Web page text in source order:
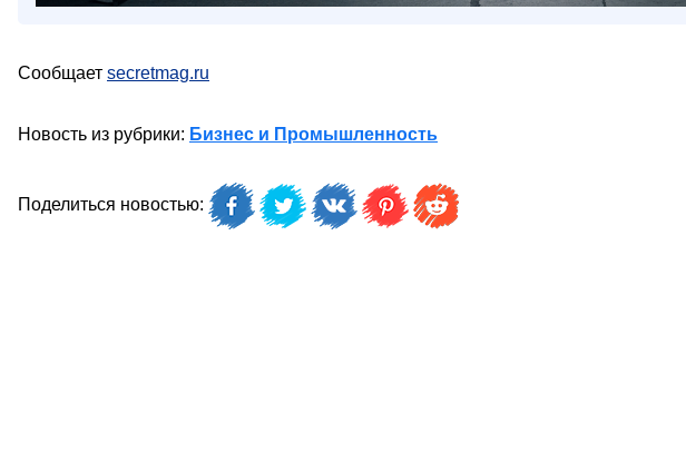
Сообщает secretmag.ru
Новость из рубрики: Бизнес и Промышленность
Поделиться новостью: